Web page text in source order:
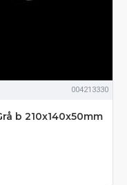
004213330
b 210x140x50mm